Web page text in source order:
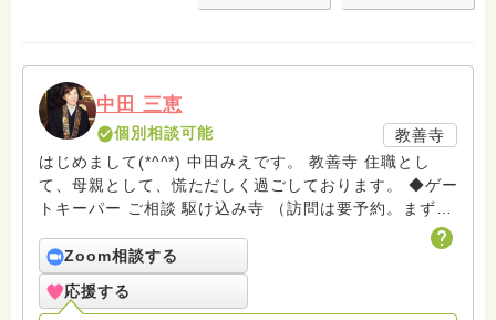
中田 三恵
個別相談可能
教善寺
はじめまして(*^^*) 中田みえです。 教善寺 住職とし
て、母親として、慌ただしく過ごしております。 ◆ゲー
トキーパー ご相談 駆け込み寺 （訪問は要予約。まずは
ターミナルケア、看取り、グリーフケア、希死念慮、自
死、産前産後うつ、育児、DV、デートDV、トラウマ、
PTSD、傾聴トレーナー、手話、要約筆記、行政相談
Zoom相談する
応援する